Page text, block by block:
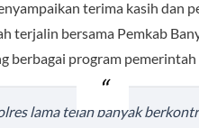
terima kasih dan
terjalin bersama Pemkab
berbagai program pemerintah
lama telah banyak